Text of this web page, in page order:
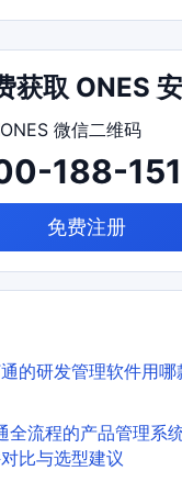
获取 ONES
188-
免费注册
的研发管理软件用
全流程的产品管理系
比与选型建议